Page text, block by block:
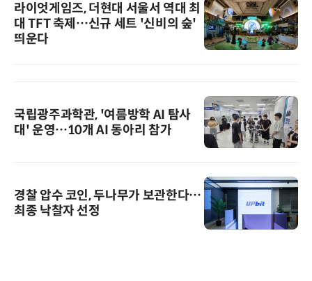
라이엇게임즈, 더현대 서울서 역대 최
대 TFT 축제…신규 세트 '신비의 숲'
띄운다
국립광주과학관, '여름방학 AI 탐사
대' 운영…10개 AI 동아리 참가
경찰 압수 코인, 두나무가 보관한다…
최종 낙찰자 선정